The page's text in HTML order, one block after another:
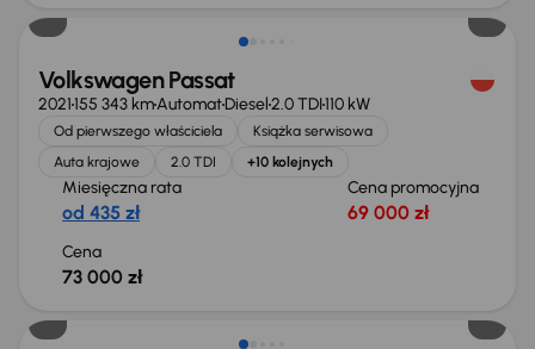
Volkswagen Passat
2021155 343 kmAutomatDiesel2.0 TDI110 kW
Od pierwszego właściciela
Książka serwisowa
Auta krajowe
2.0 TDI +10 kolejnych
Miesięczna rata
od 435 zł
Cena promocyjna
69 000 zł
Cena
73 000 zł